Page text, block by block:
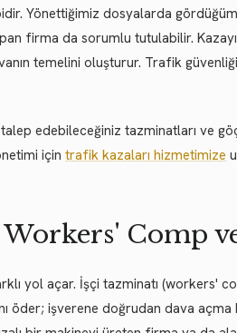
Yönettiğimiz dosyalarda
firma da sorumlu tutulabilir.
temelini oluşturur. Trafik
talep edebileceğiniz tazminatları ve
için trafik kazaları hizmetimize
Comp
yol açar. İşçi tazminatı (workers'
öder; işverene doğrudan dava açma